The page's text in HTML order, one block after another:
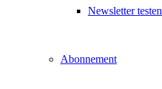
Newsletter testen
Abonnement